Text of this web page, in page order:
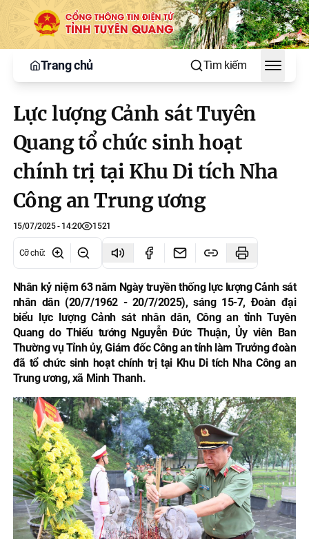
Trang chủ Tìm kiếm
Toggle
Lực lượng Cảnh sát Tuyên
Quang tổ chức sinh hoạt
chính trị tại Khu Di tích Nha
Công an Trung ương
15/07/2025 - 14:20 1521
Cỡ chữ:
Nhân kỷ niệm 63 năm Ngày truyền thống lực lượng Cảnh sát
nhân dân (20/7/1962 - 20/7/2025), sáng 15-7, Đoàn đại
biểu lực lượng Cảnh sát nhân dân, Công an tỉnh Tuyên
Quang do Thiếu tướng Nguyễn Đức Thuận, Ủy viên Ban
Thường vụ Tỉnh ủy, Giám đốc Công an tỉnh làm Trưởng đoàn
đã tổ chức sinh hoạt chính trị tại Khu Di tích Nha Công an
Trung ương, xã Minh Thanh.